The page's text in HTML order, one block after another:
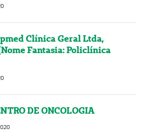
Clínica Geral Ltda,
Fantasia: Policlínica
DE ONCOLOGIA